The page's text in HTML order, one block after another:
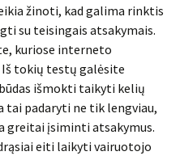
žinoti, kad galima rinktis
su teisingais atsakymais.
kuriose interneto
tokių testų galėsite
išmokti taikyti kelių
tai padaryti ne tik lengviau,
greitai įsiminti atsakymus.
eiti laikyti vairuotojo